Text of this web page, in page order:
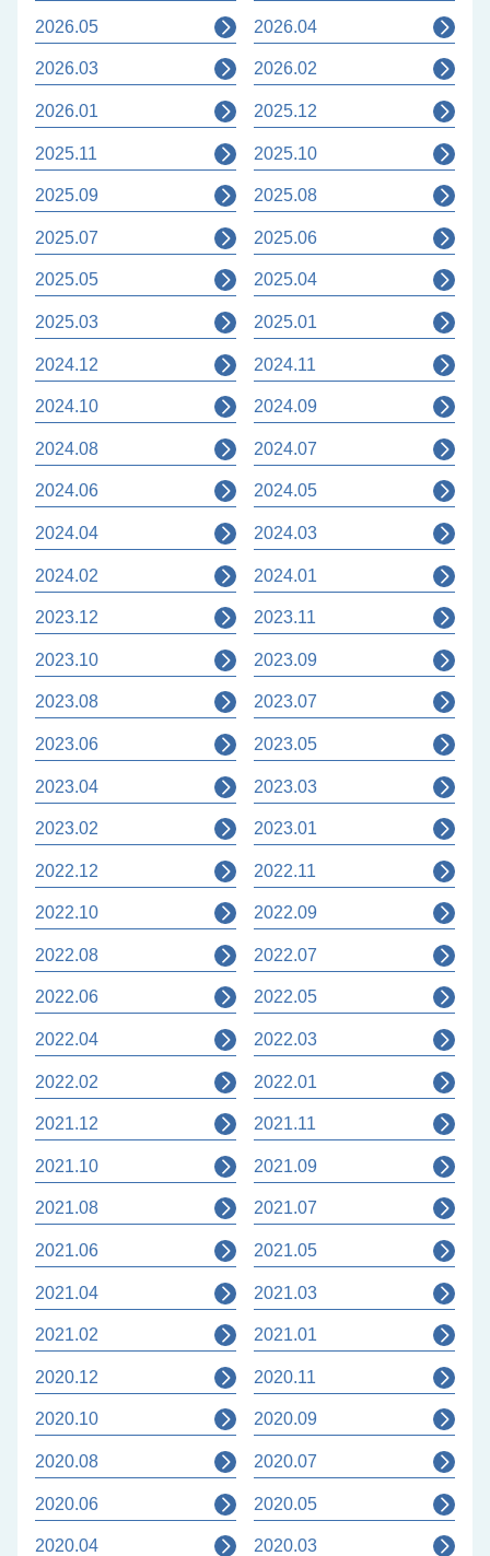
2026.05 2026.04
2026.03 2026.02
2026.01 2025.12
2025.11 2025.10
2025.09 2025.08
2025.07 2025.06
2025.05 2025.04
2025.03 2025.01
2024.12 2024.11
2024.10 2024.09
2024.08 2024.07
2024.06 2024.05
2024.04 2024.03
2024.02 2024.01
2023.12 2023.11
2023.10 2023.09
2023.08 2023.07
2023.06 2023.05
2023.04 2023.03
2023.02 2023.01
2022.12 2022.11
2022.10 2022.09
2022.08 2022.07
2022.06 2022.05
2022.04 2022.03
2022.02 2022.01
2021.12 2021.11
2021.10 2021.09
2021.08 2021.07
2021.06 2021.05
2021.04 2021.03
2021.02 2021.01
2020.12 2020.11
2020.10 2020.09
2020.08 2020.07
2020.06 2020.05
2020.04 2020.03